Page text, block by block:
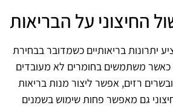
החיצוני על הבריאות
יתרונות בריאותיים כשמדובר בבחירת
כאשר משתמשים בחומרים לא מעובדים
רזים, אפשר ליצור מנות בריאות
גם מאפשר פחות שימוש בשמנים